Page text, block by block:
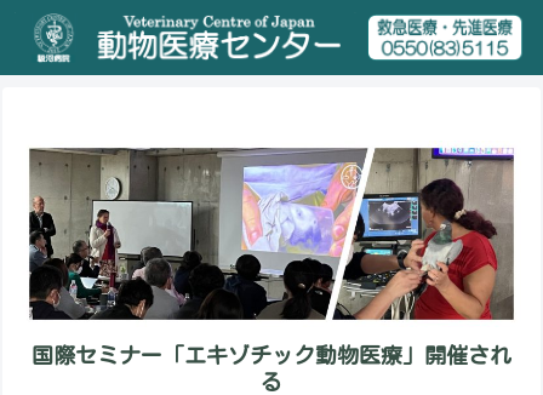
国際セミナー「エキゾチック動物医療」開催され
る